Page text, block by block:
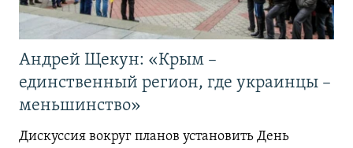
Андрей Щекун: «Крым –
единственный регион, где украинцы –
меньшинство»
Дискуссия вокруг планов установить День